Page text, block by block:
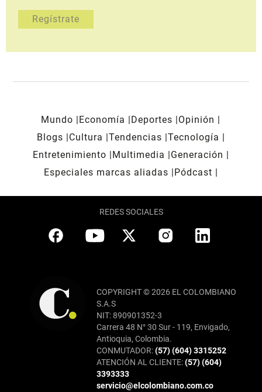
Mundo Economía Deportes
Opinión
Blogs
Cultura Tendencias Tecnología
Entretenimiento
Multimedia
Generación
Especiales marcas aliadas
Pódcast
REDES SOCIALES
COPYRIGHT © 2026 EL COLOMBIANO
S.A.S
NIT: 890901352-3
Carrera 48 N° 30 Sur - 119, Envigado,
Antioquia, Colombia.
CONMUTADOR:(57) (604) 3315252
ATENCIÓN AL CLIENTE:(57) (604)
3393333
servicio@elcolombiano.com.co